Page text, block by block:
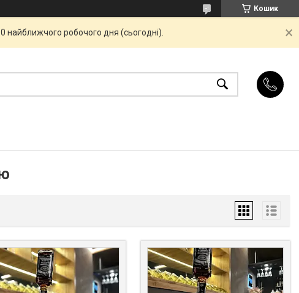
Кошик
найближчого робочого дня (сьогодні).